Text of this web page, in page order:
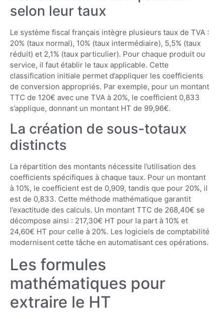
selon leur taux
Le système fiscal français intègre plusieurs taux de TVA :
20% (taux normal), 10% (taux intermédiaire), 5,5% (taux
réduit) et 2,1% (taux particulier). Pour chaque produit ou
service, il faut établir le taux applicable. Cette
classification initiale permet d’appliquer les coefficients
de conversion appropriés. Par exemple, pour un montant
TTC de 120€ avec une TVA à 20%, le coefficient 0,833
s’applique, donnant un montant HT de 99,96€.
La création de sous-totaux
distincts
La répartition des montants nécessite l’utilisation des
coefficients spécifiques à chaque taux. Pour un montant
à 10%, le coefficient est de 0,909, tandis que pour 20%, il
est de 0,833. Cette méthode mathématique garantit
l’exactitude des calculs. Un montant TTC de 268,40€ se
décompose ainsi : 217,30€ HT pour la part à 10% et
24,60€ HT pour celle à 20%. Les logiciels de comptabilité
modernisent cette tâche en automatisant ces opérations.
Les formules
mathématiques pour
extraire le HT